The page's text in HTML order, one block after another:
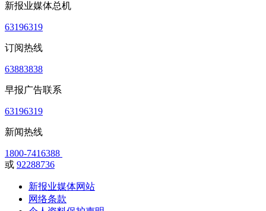
新报业媒体总机
63196319
订阅热线
63883838
早报广告联系
63196319
新闻热线
1800-7416388
或 92288736
新报业媒体网站
网络条款